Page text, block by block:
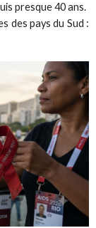
presque 40 ans.
des pays du Sud :